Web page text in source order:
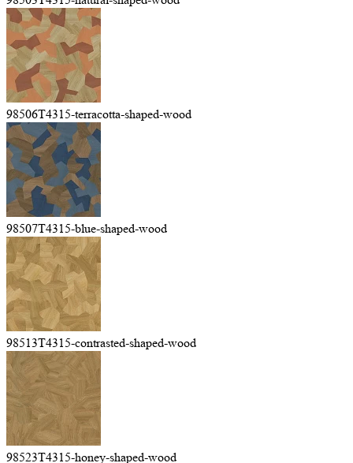
98506T4315-terracotta-shaped-wood
98507T4315-blue-shaped-wood
98513T4315-contrasted-shaped-wood
98523T4315-honey-shaped-wood